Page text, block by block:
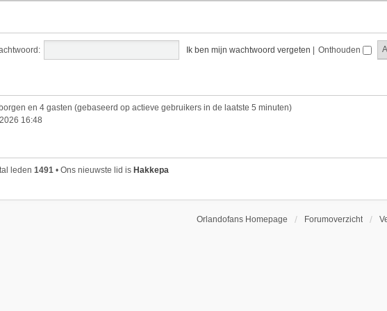
Ik ben mijn wachtwoord vergeten | Onthouden
en 4 gasten (gebaseerd op actieve gebruikers in de laatste 5 minuten)
16:48
leden 1491 • Ons nieuwste lid is Hakkepa
Orlandofans Homepage Forumoverzicht